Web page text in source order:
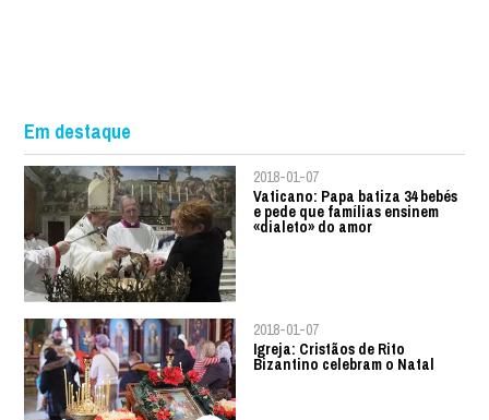
Em destaque
2018-01-07
Vaticano: Papa batiza 34 bebés
e pede que famílias ensinem
«dialeto» do amor
2018-01-07
Igreja: Cristãos de Rito
Bizantino celebram o Natal